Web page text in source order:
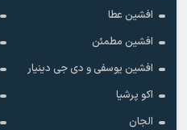
افشین عطا
افشین مطمئن
افشین یوسفی و دی جی دینیار
اکو پرشیا
الجان